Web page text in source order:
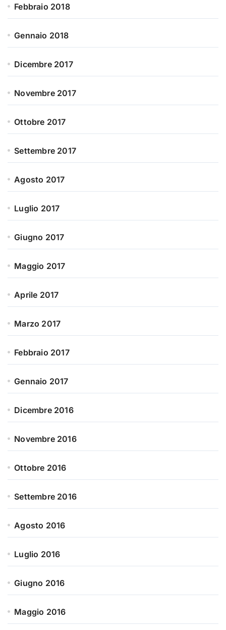
Febbraio 2018
Gennaio 2018
Dicembre 2017
Novembre 2017
Ottobre 2017
Settembre 2017
Agosto 2017
Luglio 2017
Giugno 2017
Maggio 2017
Aprile 2017
Marzo 2017
Febbraio 2017
Gennaio 2017
Dicembre 2016
Novembre 2016
Ottobre 2016
Settembre 2016
Agosto 2016
Luglio 2016
Giugno 2016
Maggio 2016